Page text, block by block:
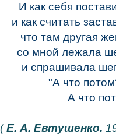
И как себя
и как считать
что там другая
со мной лежала
и спрашивала
"А что
А что
(Е. А. Евтушенко.